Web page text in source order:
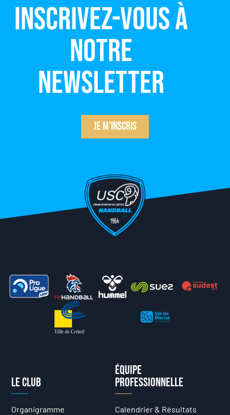
Inscrivez-vous à
notre
newsletter
Je m'inscris
Le club
Organigramme
Équipe
professionnelle
Calendrier & Résultats